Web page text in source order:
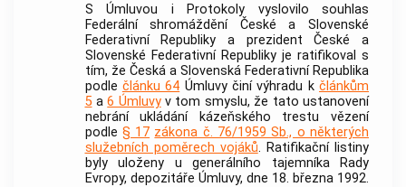
S Úmluvou i Protokoly vyslovilo souhlas
Federální shromáždění České a Slovenské
Federativní Republiky a prezident České a
Slovenské Federativní Republiky je ratifikoval s
tím, že Česká a Slovenská Federativní Republika
podle článku 64 Úmluvy činí výhradu kčlánkům
5a6 Úmluvyv tom smyslu, že tato ustanovení
nebrání ukládání kázeňského trestu vězení
podle § 17 zákona č. 76/1959 Sb., o některých
služebních poměrech vojáků. Ratifikační listiny
byly uloženy u generálního tajemníka Rady
Evropy, depozitáře Úmluvy, dne 18. března 1992.